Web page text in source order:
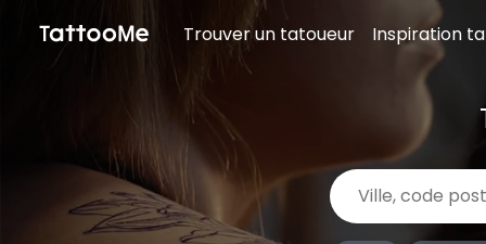
Trouver un tatoueur Inspiration